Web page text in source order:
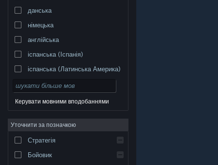
© Valve Corporation. Усі права захищено. Усі
Юридична інформація
підписника Steam
cookie
данська
німецька
англійська
іспанська (Іспанія)
іспанська (Латинська Америка)
Керувати мовними вподобаннями
Уточнити за позначкою
Стратегія
Бойовик